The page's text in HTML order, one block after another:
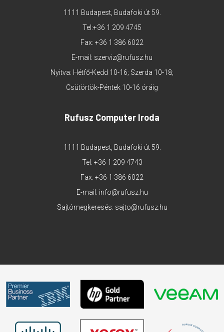
1111 Budapest, Budafoki út 59.
Tel:+36 1 209 4745
Fax: +36 1 386 6022
E-mail: szerviz@rufusz.hu
Nyitva: Hétfő-Kedd 10-16; Szerda 10-18;
Csütörtök-Péntek 10-16 óráig
Rufusz Computer Iroda
1111 Budapest, Budafoki út 59.
Tel: +36 1 209 4743
Fax: +36 1 386 6022
E-mail: info@rufusz.hu
Sajtómegkeresés: sajto@rufusz.hu